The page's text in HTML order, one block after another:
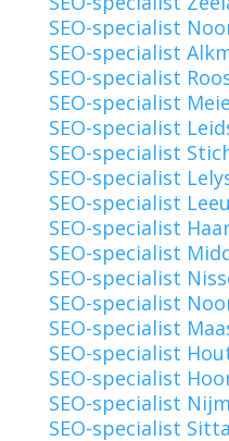
SEO-specialist
SEO-specialist
SEO-specialist
SEO-specialist
SEO-specialist
SEO-specialist
SEO-specialist
SEO-specialist
SEO-specialist
SEO-specialist
SEO-specialist
SEO-specialist
SEO-specialist
SEO-specialist
SEO-specialist
SEO-specialist
SEO-specialist